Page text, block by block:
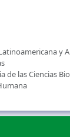
y
de las Ciencias